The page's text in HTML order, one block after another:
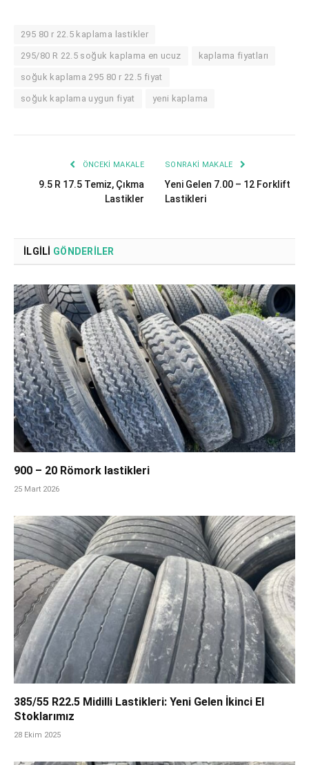
295 80 r 22.5 kaplama lastikler
295/80 R 22.5 soğuk kaplama en ucuz kaplama fiyatları
soğuk kaplama 295 80 r 22.5 fiyat
soğuk kaplama uygun fiyat yeni kaplama
ÖNCEKI MAKALE
9.5 R 17.5 Temiz, Çıkma
Lastikler
SONRAKI MAKALE
Yeni Gelen 7.00 – 12 Forklift
Lastikleri
İLGILI GÖNDERILER
900 – 20 Römork lastikleri
25 Mart 2026
385/55 R22.5 Midilli Lastikleri: Yeni Gelen İkinci El
Stoklarımız
28 Ekim 2025